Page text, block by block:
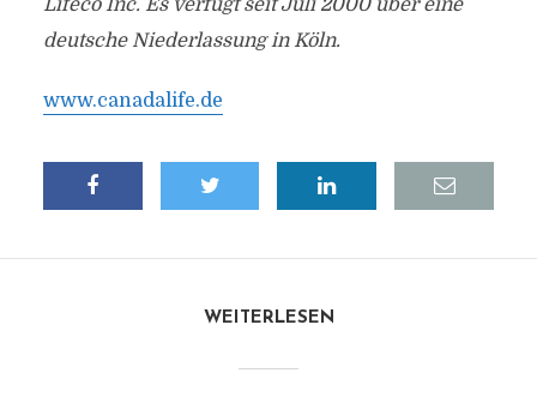
Lifeco Inc. Es verfügt seit Juli 2000 über eine
deutsche Niederlassung in Köln.
www.canadalife.de
WEITERLESEN